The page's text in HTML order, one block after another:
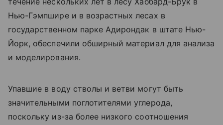
Нью-Гэмпшире и в возрастных лесах в
государственном парке Адирондак в штате Нью-
Йорк, обеспечили обширный материал для анализа
и моделирования.
Упавшие в воду стволы и ветви могут быть
значительными поглотителями углерода,
поскольку из-за более низкого соотношения